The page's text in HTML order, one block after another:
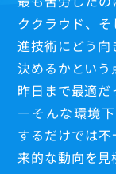
ククラウド、
進技術にどう向
決めるかという
昨日まで最適
―そんな環境
するだけでは
来的な動向を